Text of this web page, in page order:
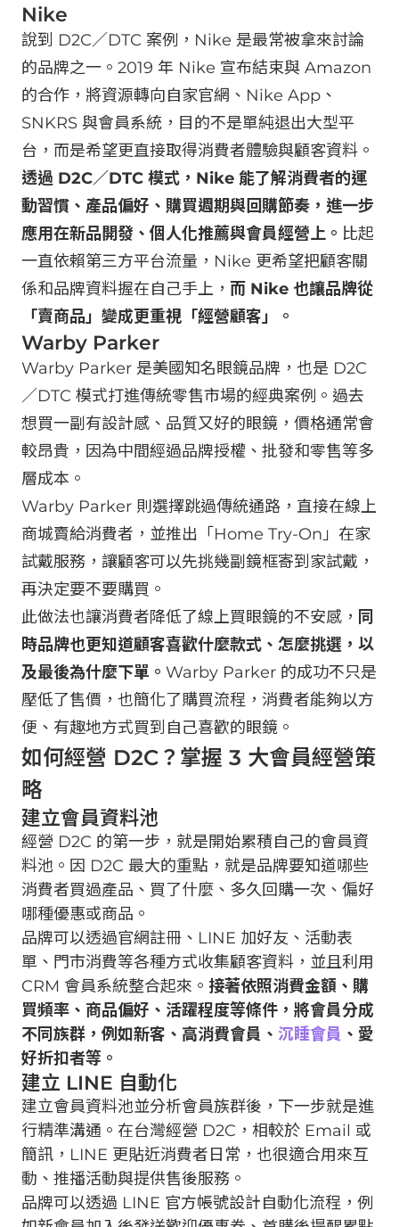
Nike
說到 D2C／DTC 案例，Nike 是最常被拿來討論
的品牌之一。2019 年 Nike 宣布結束與 Amazon
的合作，將資源轉向自家官網、Nike App、
SNKRS 與會員系統，目的不是單純退出大型平
台，而是希望更直接取得消費者體驗與顧客資料。
透過 D2C／DTC 模式，Nike 能了解消費者的運
動習慣、產品偏好、購買週期與回購節奏，進一步
應用在新品開發、個人化推薦與會員經營上。 比起
一直依賴第三方平台流量，Nike 更希望把顧客關
係和品牌資料握在自己手上， 而 Nike 也讓品牌從
「賣商品」變成更重視「經營顧客」。
Warby Parker
Warby Parker 是美國知名眼鏡品牌，也是 D2C
／DTC 模式打進傳統零售市場的經典案例。過去
想買一副有設計感、品質又好的眼鏡，價格通常會
較昂貴，因為中間經過品牌授權、批發和零售等多
層成本。
Warby Parker 則選擇跳過傳統通路，直接在線上
商城賣給消費者，並推出「Home Try-On」在家
試戴服務，讓顧客可以先挑幾副鏡框寄到家試戴，
再決定要不要購買。
此做法也讓消費者降低了線上買眼鏡的不安感， 同
時品牌也更知道顧客喜歡什麼款式、怎麼挑選，以
及最後為什麼下單。 Warby Parker 的成功不只是
壓低了售價，也簡化了購買流程，消費者能夠以方
便、有趣地方式買到自己喜歡的眼鏡。
如何經營 D2C？掌握 3 大會員經營策
略
建立會員資料池
經營 D2C 的第一步，就是開始累積自己的會員資
料池。因 D2C 最大的重點，就是品牌要知道哪些
消費者買過產品、買了什麼、多久回購一次、偏好
哪種優惠或商品。
品牌可以透過官網註冊、LINE 加好友、活動表
單、門市消費等各種方式收集顧客資料，並且利用
CRM 會員系統整合起來。 接著依照消費金額、購
買頻率、商品偏好、活躍程度等條件，將會員分成
不同族群，例如新客、高消費會員、 沉睡會員 、愛
好折扣者等。
建立 LINE 自動化
建立會員資料池並分析會員族群後，下一步就是進
行精準溝通。在台灣經營 D2C，相較於 Email 或
簡訊，LINE 更貼近消費者日常，也很適合用來互
動、推播活動與提供售後服務。
品牌可以透過 LINE 官方帳號設計自動化流程，例